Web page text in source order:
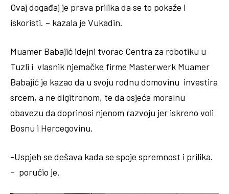
Ovaj događaj je prava prilika da se to pokaže i
iskoristi. – kazala je Vukadin.
Muamer Babajić idejni tvorac Centra za robotiku u
Tuzli i vlasnik njemačke firme Masterwerk Muamer
Babajić je kazao da u svoju rodnu domovinu investira
srcem, a ne digitronom, te da osjeća moralnu
obavezu da doprinosi njenom razvoju jer iskreno voli
Bosnu i Hercegovinu.
-Uspjeh se dešava kada se spoje spremnost i prilika.
– poručio je.